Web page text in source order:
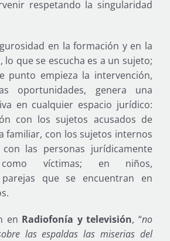
respetando la singularidad
en la formación y en la
lo que se escucha es a un sujeto;
punto empieza la intervención,
oportunidades, genera una
en cualquier espacio jurídico:
con los sujetos acusados de
familiar, con los sujetos internos
las personas jurídicamente
como víctimas; en niños,
que se encuentran en
en Radiofonía y televisión, “no
las espaldas las miserias del